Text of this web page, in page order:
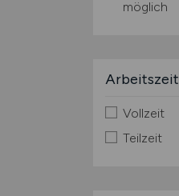
möglich
Arbeitszeit
Vollzeit
Teilzeit